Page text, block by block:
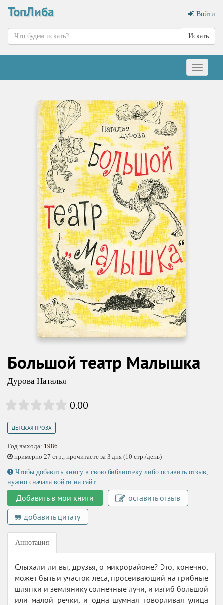
ТопЛиба Войти
Искать
Меню
Большой театр Малышка
Дурова Наталья
0.00
ДЕТСКАЯ ПРОЗА
Год выхода: 1986
примерно 27 стр., прочитаете за 3 дня (10 стр./день)
Чтобы добавить книгу в свою библиотеку либо оставить отзыв,
нужно сначала войти на сайт.
Добавить в мои книги
оставить отзыв
добавить цитату
Аннотация
Слыхали ли вы, друзья, о микрорайоне? Это, конечно,
может быть и участок леса, просеивающий на грибные
шляпки и землянику солнечные лучи, и изгиб большой
или малой речки, и одна шумная говорливая улица